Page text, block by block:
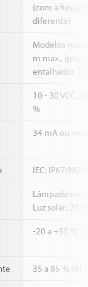
(com a
diferente)
Modelos
m máx.,
entalhado):
10 - 30 VCC,
%
34 mA ou
IEC: IP67/
Lâmpada
Luz solar:
-20 a +55 °C
35 a 85 % RH